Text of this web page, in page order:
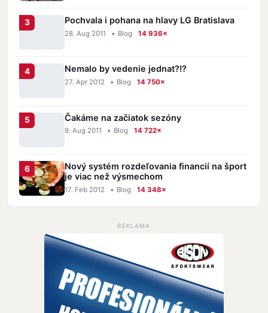
Pochvala i pohana na hlavy LG Bratislava
28. Aug 2011 • Blog 14 936×
Nemalo by vedenie jednat?!?
27. Apr 2012 • Blog 14 750×
Čakáme na začiatok sezóny
9. Aug 2011 • Blog 14 722×
Nový systém rozdeľovania financií na šport
je viac než výsmechom
17. Feb 2012 • Blog 14 348×
REKLAMA